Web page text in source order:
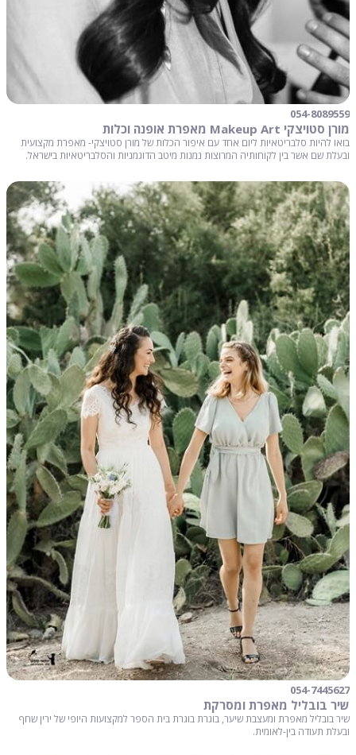
054-8089559
מורן סטויצקי Makeup Art מאפרת אופנה וכלות
בואו להיות סלבריטאיות ליום אחד עם איפור הכלות של מורן סטויצקי- מאפרת מקצועית
ובעלת שם אשר בין לקוחותיה המרוצות נמנות מיטב הדוגמניות והסלבריטאיות בישראל.
054-7445627
שיר בובליל מאפרת ומסרקת
שיר בובליל מאפרת ומעצבת שיער, בוגרת בוגרת בית הספר למקצועות היופי של ירין שחף
ובעלת תעודה בין-לאומית.